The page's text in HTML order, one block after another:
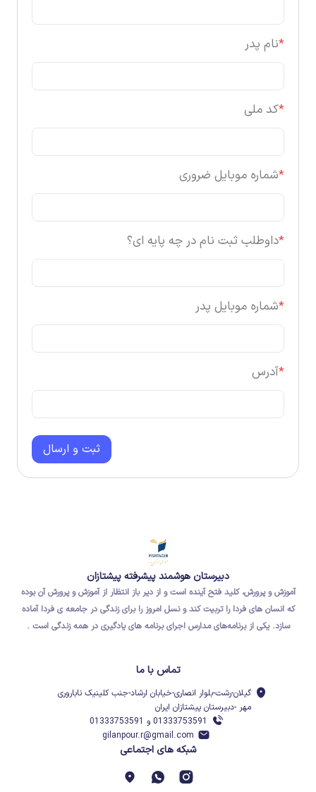
*نام پدر
*کد ملی
*شماره موبایل ضروری
*داوطلب ثبت نام در چه پایه ای؟
*شماره موبایل پدر
*آدرس
ثبت و ارسال
دبیرستان هوشمند پیشرفته پیشتازان
آموزش و پرورش، کلید فتح آینده است و از دیر باز انتظار از آموزش و پرورش آن بوده
کهانسان های فردا را تربیت کند و نسل امروز را برایزندگی در جامعه ی فردا آماده
سازد. یکی از برنامه‌های مدارس اجرای برنامه های یادگیری در همه زندگی است .
تماس با ما
گیلان-رشت-بلوار انصاری-خیابان ارشاد-جنب کلینیک ناباروری
مهر -دبیرستان پیشتازان ایران
01333753591 و 01333753591
gilanpour.r@gmail.com
شبکه های اجتماعی